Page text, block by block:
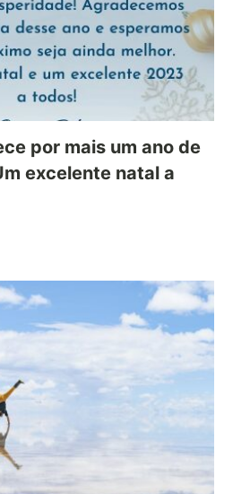
por mais um ano de
excelente natal a